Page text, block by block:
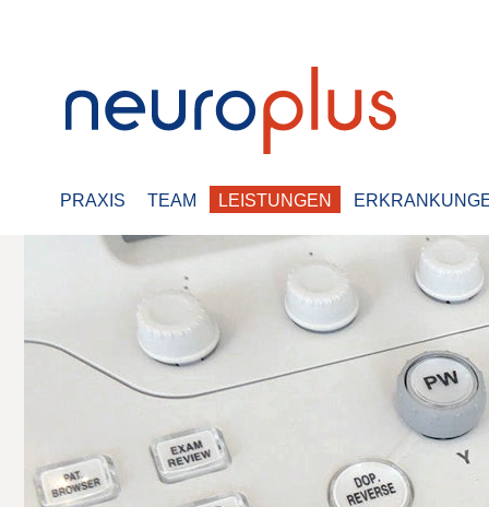
PRAXIS TEAM LEISTUNGEN